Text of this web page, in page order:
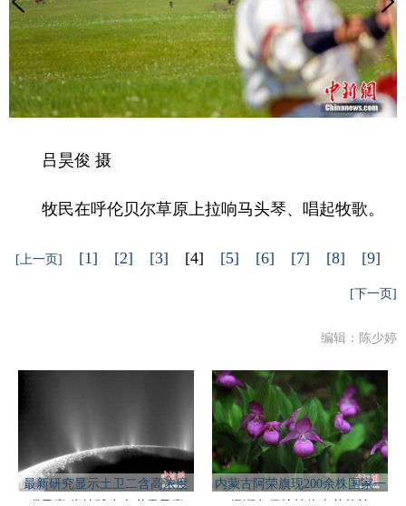
吕昊俊 摄
牧民在呼伦贝尔草原上拉响马头琴、唱起牧歌。
[上一页] [1] [2] [3] [4] [5] [6] [7] [8] [9]
[下一页]
编辑：陈少婷
最新研究显示土卫二含高浓度
内蒙古阿荣旗现200余株国家一